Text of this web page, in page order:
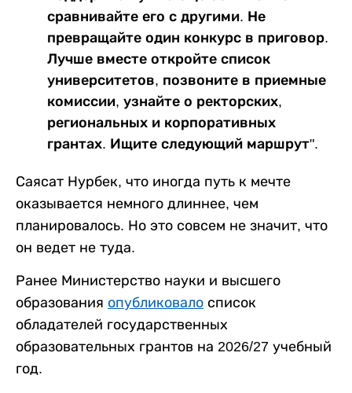
сравнивайте его с другими. Не
превращайте один конкурс в приговор.
Лучше вместе откройте список
университетов, позвоните в приемные
комиссии, узнайте о ректорских,
региональных и корпоративных
грантах. Ищите следующий маршрут".
Саясат Нурбек, что иногда путь к мечте
оказывается немного длиннее, чем
планировалось. Но это совсем не значит, что
он ведет не туда.
Ранее Министерство науки и высшего
образования опубликовало список
обладателей государственных
образовательных грантов на 2026/27 учебный
год.